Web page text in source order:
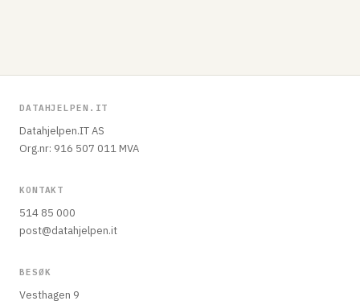
DATAHJELPEN.IT
Datahjelpen.IT AS
Org.nr: 916 507 011 MVA
KONTAKT
514 85 000
post@datahjelpen.it
BESØK
Vesthagen 9